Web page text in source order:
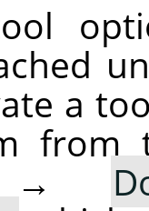
a
from